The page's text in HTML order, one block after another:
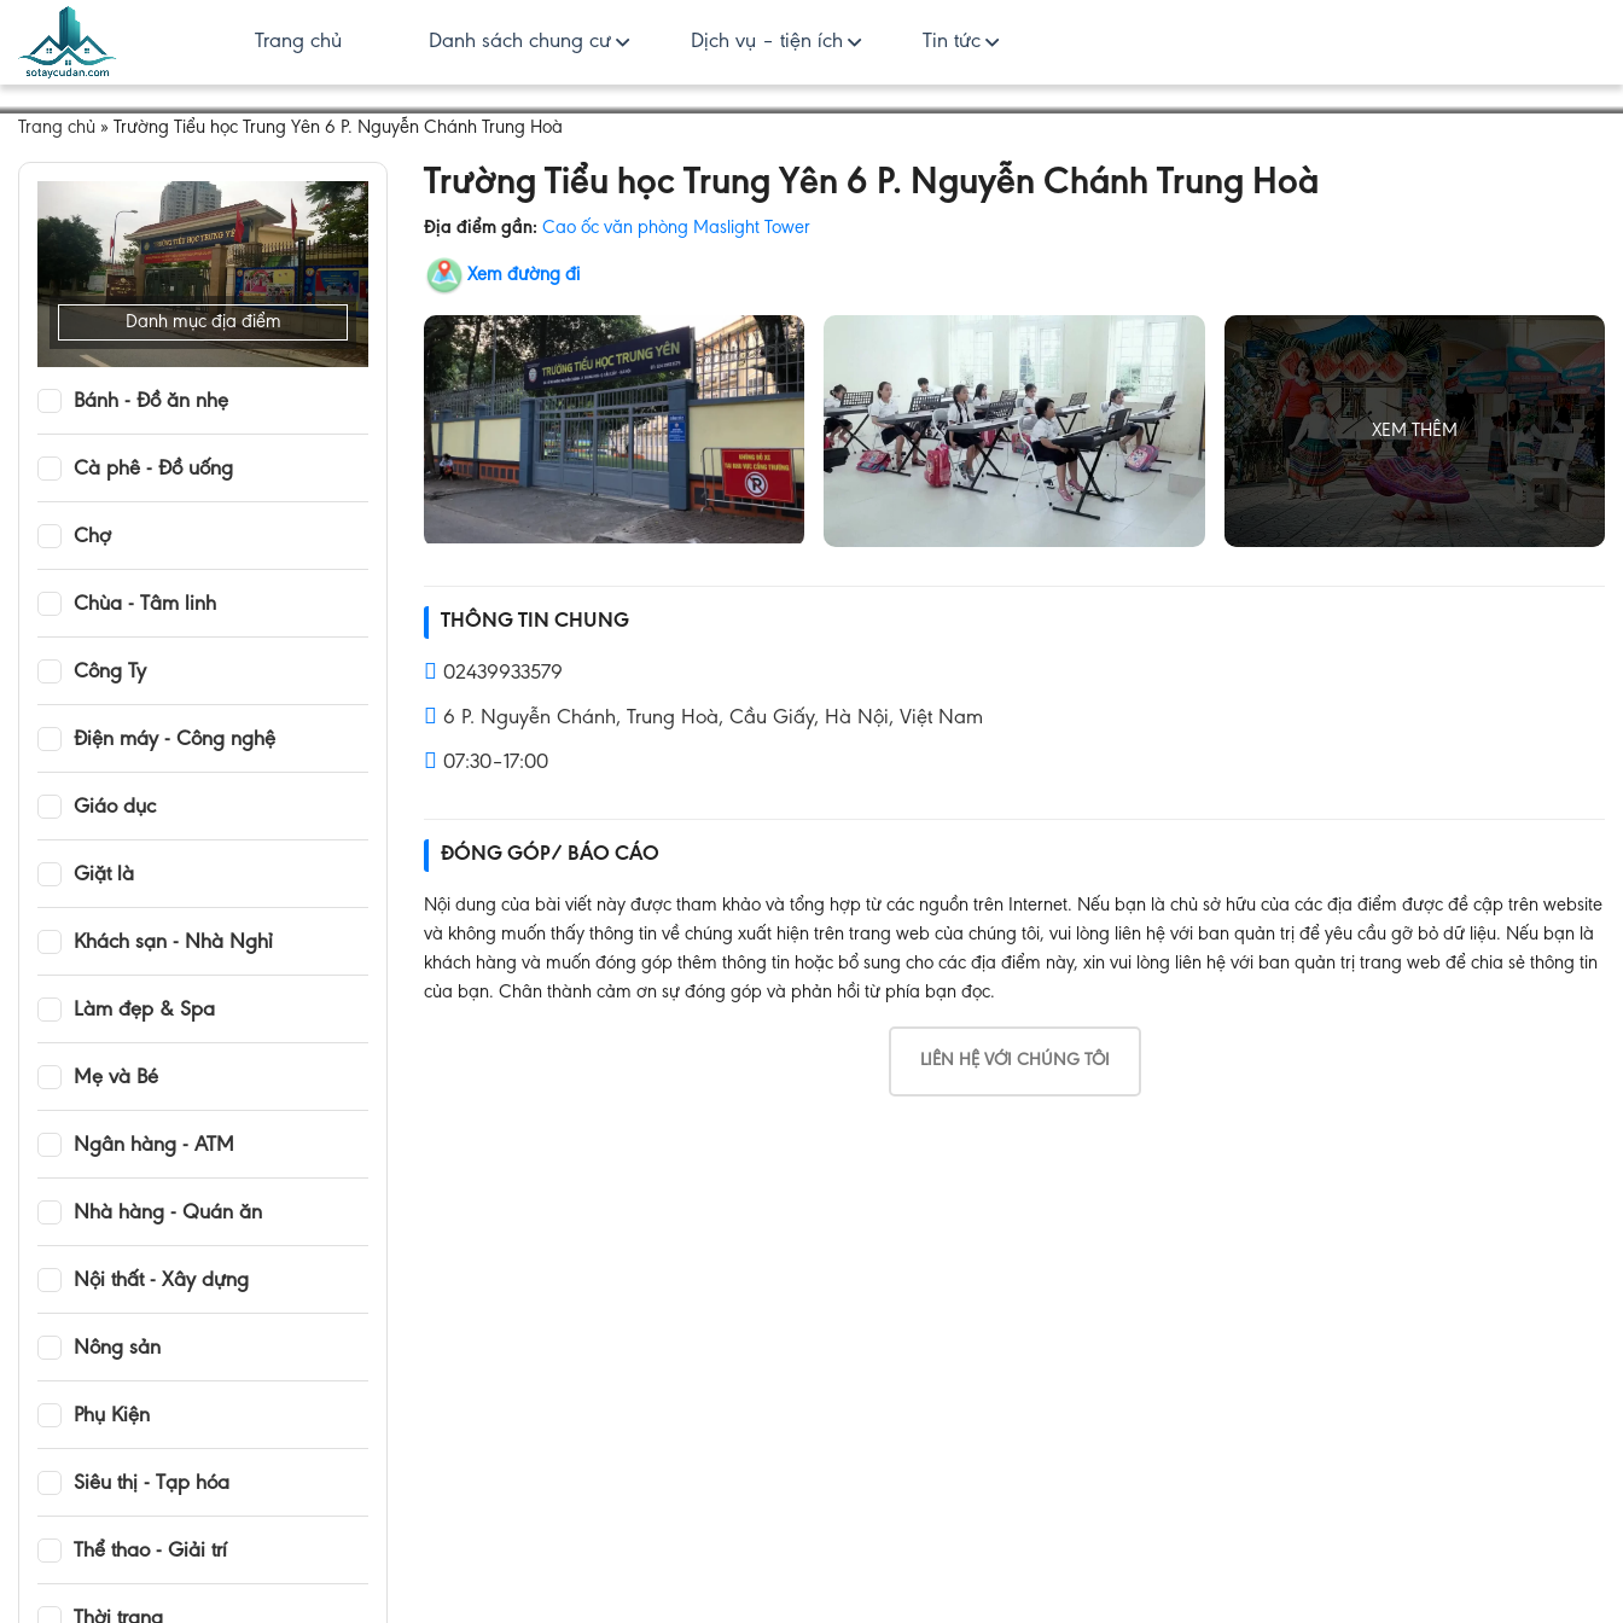
Trang chủ Danh sách chung cư Dịch vụ – tiện ích Tin tức
Trang chủ » Trường Tiểu học Trung Yên 6 P. Nguyễn Chánh Trung Hoà
Danh mục địa điểm
Bánh - Đồ ăn nhẹ
Cà phê - Đồ uống
Chợ
Chùa - Tâm linh
Công Ty
Điện máy - Công nghệ
Giáo dục
Giặt là
Khách sạn - Nhà Nghỉ
Làm đẹp & Spa
Mẹ và Bé
Ngân hàng - ATM
Nhà hàng - Quán ăn
Nội thất - Xây dựng
Nông sản
Phụ Kiện
Siêu thị - Tạp hóa
Thể thao - Giải trí
Trường Tiểu học Trung Yên 6 P. Nguyễn Chánh Trung Hoà
Địa điểm gần: Cao ốc văn phòng Maslight Tower
Xem đường đi
THÔNG TIN CHUNG
02439933579
6 P. Nguyễn Chánh, Trung Hoà, Cầu Giấy, Hà Nội, Việt Nam
07:30–17:00
ĐÓNG GÓP/ BÁO CÁO
Nội dung của bài viết này được tham khảo và tổng hợp từ các nguồn trên Internet. Nếu bạn là chủ sở hữu của các địa điểm được đề cập trên website
và không muốn thấy thông tin về chúng xuất hiện trên trang web của chúng tôi, vui lòng liên hệ với ban quản trị để yêu cầu gỡ bỏ dữ liệu. Nếu bạn là
khách hàng và muốn đóng góp thêm thông tin hoặc bổ sung cho các địa điểm này, xin vui lòng liên hệ với ban quản trị trang web để chia sẻ thông tin
của bạn. Chân thành cảm ơn sự đóng góp và phản hồi từ phía bạn đọc.
LIÊN HỆ VỚI CHÚNG TÔI